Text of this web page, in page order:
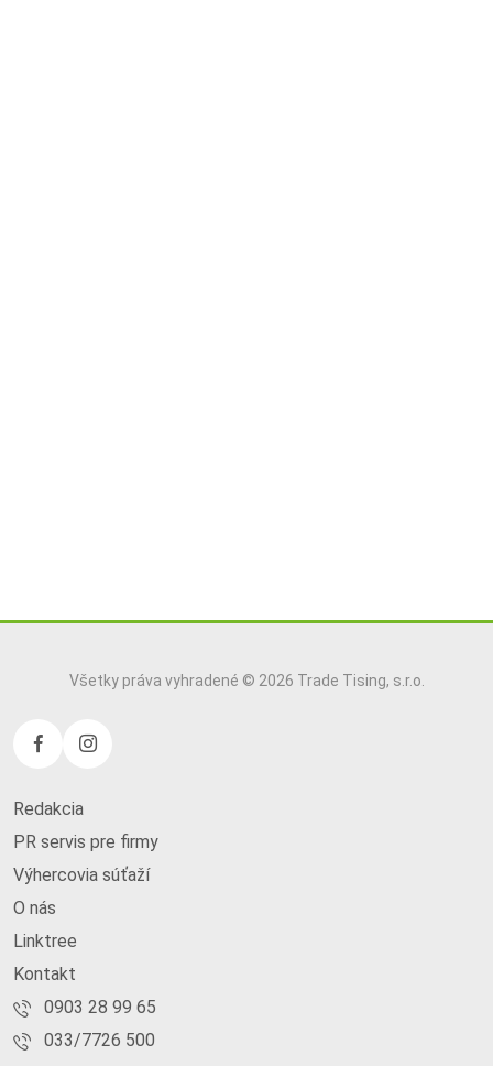
Všetky práva vyhradené © 2026 Trade Tising, s.r.o.
Redakcia
PR servis pre firmy
Výhercovia súťaží
O nás
Linktree
Kontakt
0903 28 99 65
033/7726 500